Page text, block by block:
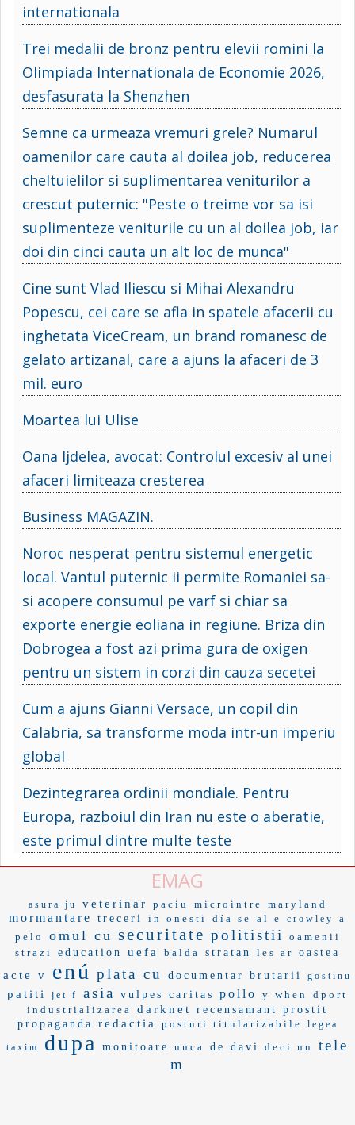
internationala
Trei medalii de bronz pentru elevii romini la
Olimpiada Internationala de Economie 2026,
desfasurata la Shenzhen
Semne ca urmeaza vremuri grele? Numarul
oamenilor care cauta al doilea job, reducerea
cheltuielilor si suplimentarea veniturilor a
crescut puternic: "Peste o treime vor sa isi
suplimenteze veniturile cu un al doilea job, iar
doi din cinci cauta un alt loc de munca"
Cine sunt Vlad Iliescu si Mihai Alexandru
Popescu, cei care se afla in spatele afacerii cu
inghetata ViceCream, un brand romanesc de
gelato artizanal, care a ajuns la afaceri de 3
mil. euro
Moartea lui Ulise
Oana Ijdelea, avocat: Controlul excesiv al unei
afaceri limiteaza cresterea
Business MAGAZIN.
Noroc nesperat pentru sistemul energetic
local. Vantul puternic ii permite Romaniei sa-
si acopere consumul pe varf si chiar sa
exporte energie eoliana in regiune. Briza din
Dobrogea a fost azi prima gura de oxigen
pentru un sistem in corzi din cauza secetei
Cum a ajuns Gianni Versace, un copil din
Calabria, sa transforme moda intr-un imperiu
global
Dezintegrarea ordinii mondiale. Pentru
Europa, razboiul din Iran nu este o aberatie,
este primul dintre multe teste
EMAG
asura ju veterinar paciu microintre maryland
mormantare treceri in onesti día se al e crowley
a
pelo
omul cu securitate politistii
oamenii
strazi
education uefa balda stratan les ar oastea
acte v enú plata cu documentar brutarii gostinu
patiti jet f asia vulpes caritas pollo y when
dport
industrializarea
darknet recensamant
prostit
propaganda
redactia posturi titularizabile legea
taxim dupa monitoare unca de davi deci nu
tele
m